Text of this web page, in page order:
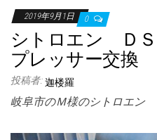
2019年9月1日 0
シトロエン Ｄ
プレッサー交換
投稿者: 迦楼羅
岐阜市のＭ様のシトロエン